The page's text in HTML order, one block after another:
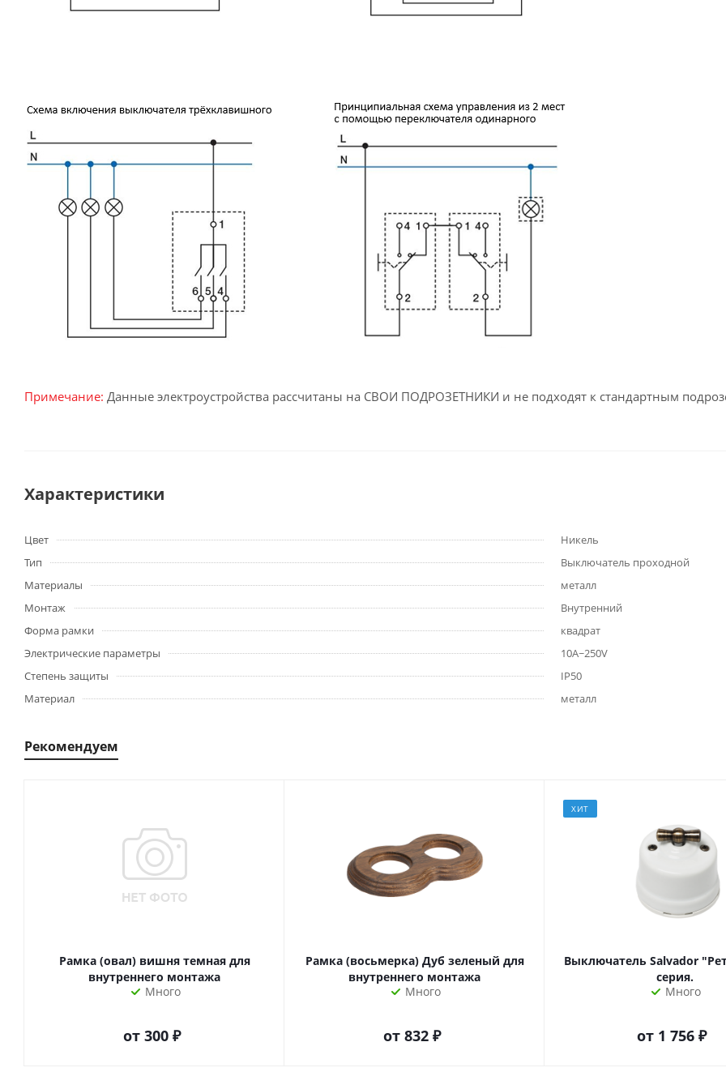
Примечание: Данные электроустройства рассчитаны на СВОИ ПОДРОЗЕТНИКИ и не подходят к стандартным
Характеристики
Цвет
Никель
Тип
Выключатель проходной
Материалы
металл
Монтаж
Внутренний
Форма рамки
квадрат
Электрические параметры
10А~250V
Степень защиты
IP50
Материал
металл
Рекомендуем
Рамка (овал) вишня темная для
внутреннего монтажа
Много
от 300 ₽
Рамка (восьмерка) Дуб зеленый для
внутреннего монтажа
Много
от 832 ₽
ХИТ
Выключатель Salvador
серия.
Много
от 1 756 ₽